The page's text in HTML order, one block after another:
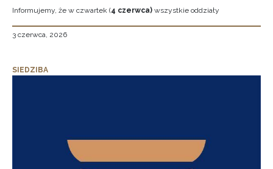
Informujemy, że w czwartek (4 czerwca) wszystkie oddziały
3 czerwca, 2026
SIEDZIBA